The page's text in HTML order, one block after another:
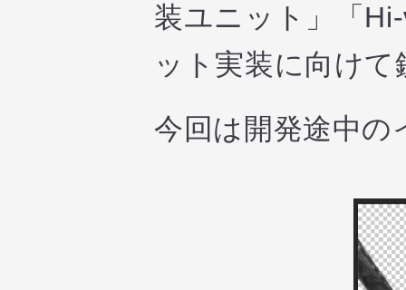
装ユニット」「
ット実装に向け
今回は開発途中